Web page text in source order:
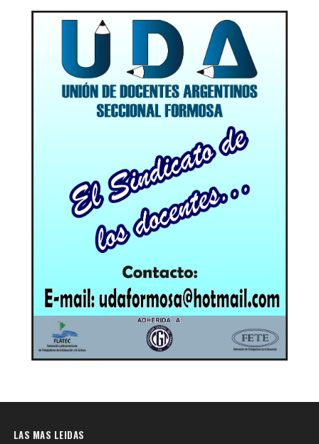
LAS MAS LEIDAS